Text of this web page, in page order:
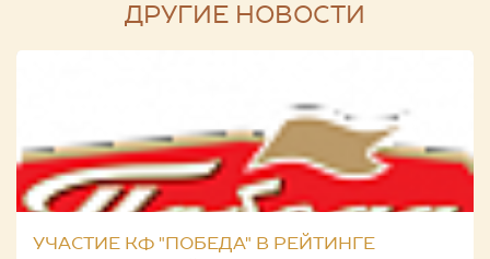
ДРУГИЕ НОВОСТИ
УЧАСТИЕ КФ "ПОБЕДА" В РЕЙТИНГЕ